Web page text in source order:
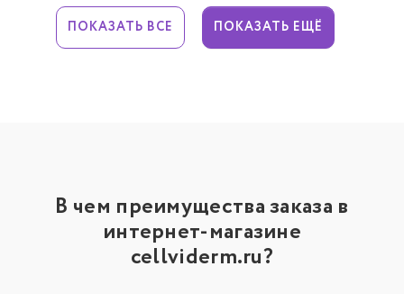
ПОКАЗАТЬ ВСЕ ПОКАЗАТЬ ЕЩЁ
В чем преимущества заказа в
интернет-магазине
cellviderm.ru?